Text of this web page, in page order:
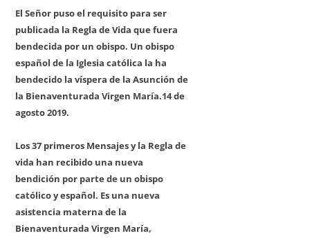
El Señor puso el requisito para ser
publicada la Regla de Vida que fuera
bendecida por un obispo. Un obispo
español de la Iglesia católica la ha
bendecido la víspera de la Asunción de
la Bienaventurada Virgen María.14 de
agosto 2019.
Los 37 primeros Mensajes y la Regla de
vida han recibido una nueva
bendición por parte de un obispo
católico y español. Es una nueva
asistencia materna de la
Bienaventurada Virgen María,